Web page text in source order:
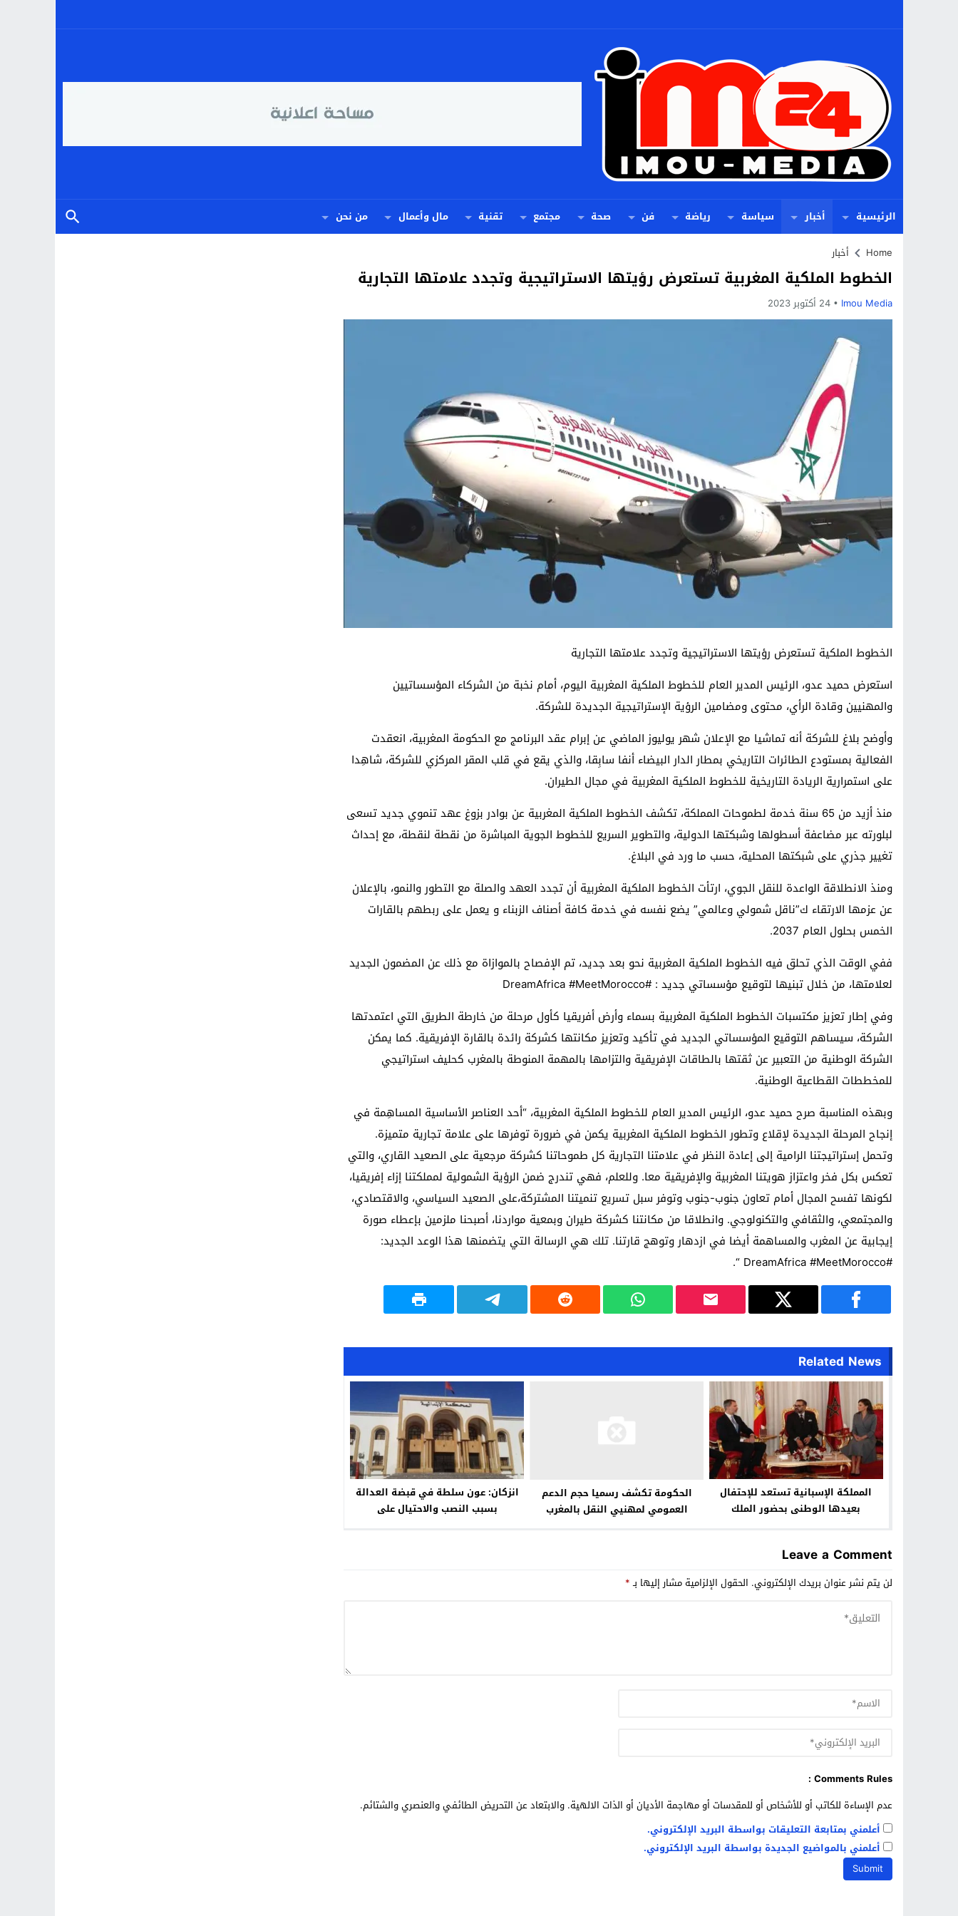
الرئيسية أخبار سياسة رياضة فن صحة مجتمع تقنية مال وأعمال من نحن
Home أخبار
الخطوط الملكية المغربية تستعرض رؤيتها الاستراتيجية وتجدد علامتها التجارية
Imou Media 24 أكتوبر 2023
الخطوط الملكية تستعرض رؤيتها الاستراتيجية وتجدد علامتها التجارية
استعرض حميد عدو، الرئيس المدير العام للخطوط الملكية المغربية اليوم، أمام نخبة من الشركاء المؤسساتيين
والمهنيين وقادة الرأي، محتوى ومضامين الرؤية الإستراتيجية الجديدة للشركة.
وأوضح بلاغ للشركة أنه تماشيا مع الإعلان شهر يوليوز الماضي عن إبرام عقد البرنامج مع الحكومة المغربية، انعقدت
الفعالية بمستودع الطائرات التاريخي بمطار الدار البيضاء أنفا سابِقا، والذي يقع في قلب المقر المركزي للشركة، شاهِدا
على استمرارية الريادة التاريخية للخطوط الملكية المغربية في مجال الطيران.
منذ أزيد من 65 سنة خدمة لطموحات المملكة، تكشف الخطوط الملكية المغربية عن بوادر بزوغ عهد تنموي جديد تسعى
لبلورته عبر مضاعفة أسطولها وشبكتها الدولية، والتطوير السريع للخطوط الجوية المباشرة من نقطة لنقطة، مع إحداث
تغيير جذري على شبكتها المحلية، حسب ما ورد في البلاغ.
ومنذ الانطلاقة الواعدة للنقل الجوي، ارتأت الخطوط الملكية المغربية أن تجدد العهد والصلة مع التطور والنمو، بالإعلان
عن عزمها الارتقاء ك”ناقل شمولي وعالمي” يضع نفسه في خدمة كافة أصناف الزبناء و يعمل على ربطهم بالقارات
الخمس بحلول العام 2037.
ففي الوقت الذي تحلق فيه الخطوط الملكية المغربية نحو بعد جديد، تم الإفصاح بالموازاة مع ذلك عن المضمون الجديد
لعلامتها، من خلال تبنيها لتوقيع مؤسساتي جديد : #DreamAfrica #MeetMorocco
وفي إطار تعزيز مكتسبات الخطوط الملكية المغربية بسماء وأرض أفريقيا كأول مرحلة من خارطة الطريق التي اعتمدتها
الشركة، سيساهم التوقيع المؤسساتي الجديد في تأكيد وتعزيز مكانتها كشركة رائدة بالقارة الإفريقية. كما يمكن
الشركة الوطنية من التعبير عن ثقتها بالطاقات الإفريقية والتزامها بالمهمة المنوطة بالمغرب كحليف استراتيجي
للمخططات القطاعية الوطنية.
وبهذه المناسبة صرح حميد عدو، الرئيس المدير العام للخطوط الملكية المغربية، “أحد العناصر الأساسية المساهِمة في
إنجاح المرحلة الجديدة لإقلاع وتطور الخطوط الملكية المغربية يكمن في ضرورة توفرها على علامة تجارية متميزة.
وتحمل إستراتيجتنا الرامية إلى إعادة النظر في علامتنا التجارية كل طموحاتنا كشركة مرجعية على الصعيد القاري، والتي
تعكس بكل فخر واعتزاز هويتنا المغربية والإفريقية معا. وللعلم، فهي تندرج ضمن الرؤية الشمولية لمملكتنا إزاء إفريقيا،
لكونها تفسح المجال أمام تعاون جنوب-جنوب وتوفر سبل تسريع تنميتنا المشتركة،على الصعيد السياسي، والاقتصادي،
والمجتمعي، والثقافي والتكنولوجي. وانطلاقا من مكانتنا كشركة طيران وبمعية مواردنا، أصبحنا ملزمين بإعطاء صورة
إيجابية عن المغرب والمساهمة أيضا في ازدهار وتوهج قارتنا. تلك هي الرسالة التي يتضمنها هذا الوعد الجديد:
#DreamAfrica #MeetMorocco “.
Related News
المملكة الإسبانية تستعد للإحتفال
بعيدها الوطنى بحضور الملك
الحكومة تكشف رسميا حجم الدعم
العمومي لمهنيي النقل بالمغرب
انزكان: عون سلطة في قبضة العدالة
بسبب النصب والاحتيال على
Leave a Comment
لن يتم نشر عنوان بريدك الإلكتروني. الحقول الإلزامية مشار إليها بـ*
Comments Rules :
عدم الإساءة للكاتب أو للأشخاص أو للمقدسات أو مهاجمة الأديان أو الذات الالهية. والابتعاد عن التحريض الطائفي والعنصري والشتائم.
أعلمني بمتابعة التعليقات بواسطة البريد الإلكتروني.
أعلمني بالمواضيع الجديدة بواسطة البريد الإلكتروني.